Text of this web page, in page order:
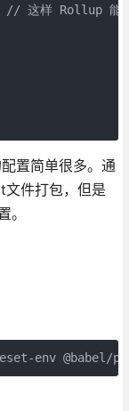
置简单很多。通
件打包，但是
。
env @babel/